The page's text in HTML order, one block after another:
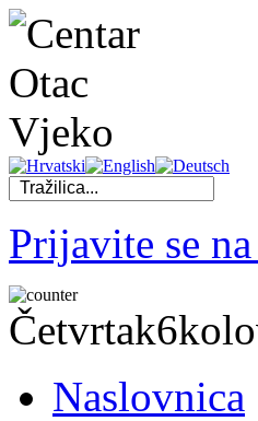
Prijavite se
Četvrtak6
Naslovnica